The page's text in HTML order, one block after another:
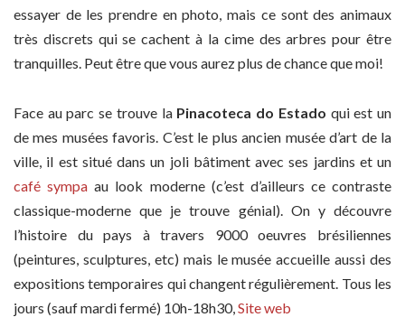
essayer de les prendre en photo, mais ce sont des animaux
très discrets qui se cachent à la cime des arbres pour être
tranquilles. Peut être que vous aurez plus de chance que moi!
Face au parc se trouve la Pinacoteca do Estado qui est un
de mes musées favoris. C’est le plus ancien musée d’art de la
ville, il est situé dans un joli bâtiment avec ses jardins et un
café sympa au look moderne (c’est d’ailleurs ce contraste
classique-moderne que je trouve génial). On y découvre
l’histoire du pays à travers 9000 oeuvres brésiliennes
(peintures, sculptures, etc) mais le musée accueille aussi des
expositions temporaires qui changent régulièrement. Tous les
jours (sauf mardi fermé) 10h-18h30,Site web